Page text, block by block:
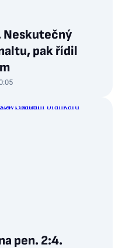
Neskutečný
pak řídil
pen. 2:4.